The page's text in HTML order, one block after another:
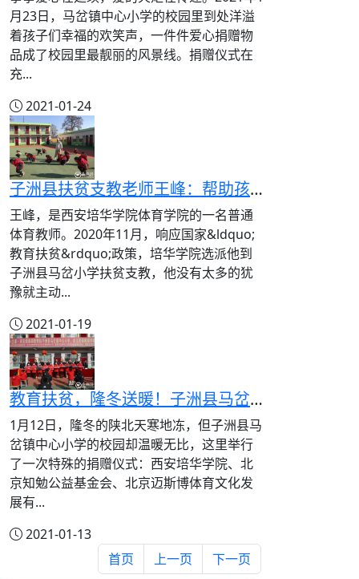
月23日，马岔镇中心小学的校园里到处洋溢
着孩子们幸福的欢笑声，一件件爱心捐赠物
品成了校园里最靓丽的风景线。捐赠仪式在
充...
2021-01-24
子洲县扶贫支教老师王峰：帮助孩子们圆“体育梦”
王峰，是西安培华学院体育学院的一名普通
体育教师。2020年11月，响应国家&ldquo;
教育扶贫&rdquo;政策，培华学院选派他到
子洲县马岔小学扶贫支教，他没有太多的犹
豫就主动...
2021-01-19
教育扶贫，隆冬送暖！子洲县马岔镇中心小学举行保暖服捐赠仪式
1月12日，隆冬的陕北天寒地冻，但子洲县马
岔镇中心小学的校园却温暖无比，这里举行
了一次特殊的捐赠仪式：西安培华学院、北
京知勉公益基金会、北京迈斯博体育文化发
展有...
2021-01-13
首页
上一页 下一页